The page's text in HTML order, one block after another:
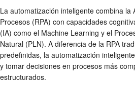
La automatización inteligente combina la
Procesos (RPA) con capacidades
(IA) como el Machine Learning y el
Natural (PLN). A diferencia de la RPA
predefinidas, la automatización
y tomar decisiones en procesos más
estructurados.